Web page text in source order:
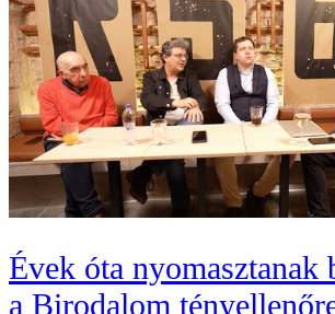
Évek óta nyomasztanak
a Birodalom